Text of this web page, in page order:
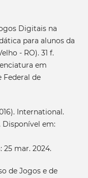
Digitais na
para alunos da
- RO). 31 f.
em
Federal de
International.
em:
25 mar. 2024.
de Jogos e de